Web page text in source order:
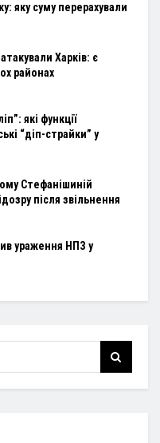
яку суму перерахували
Харків: є
районах
які функції
“діп-страйки” у
Стефанішиній
після звільнення
ураження НПЗ у